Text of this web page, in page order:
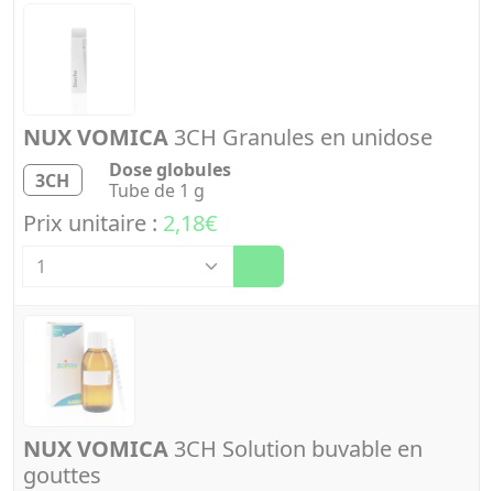
NUX VOMICA 3CH Granules en unidose
3CH
Dose globules
Tube de 1 g
Prix unitaire : 2,18€
NUX VOMICA 3CH Solution buvable en
gouttes